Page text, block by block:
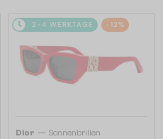
2-4 WERKTAGE -12%
Dior — Sonnenbrillen